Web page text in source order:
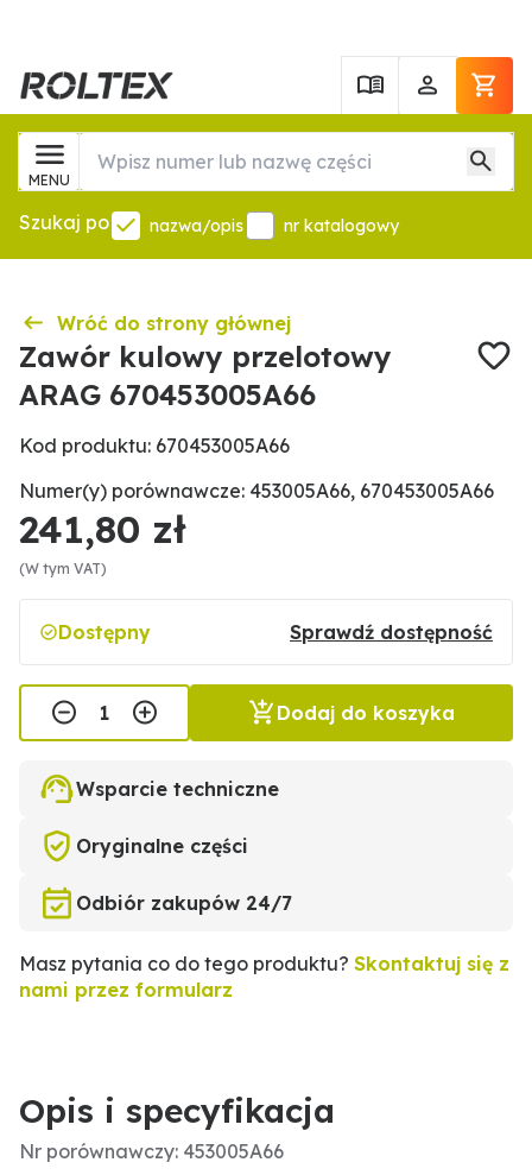
MENU
Szukaj po nazwa/opis nr katalogowy
Wróć do strony głównej
Zawór kulowy przelotowy
ARAG 670453005A66
Kod produktu: 670453005A66
Numer(y) porównawcze: 453005A66, 670453005A66
241,80 zł
(W tym VAT)
Dostępny Sprawdź dostępność
Dodaj do koszyka
Wsparcie techniczne
Oryginalne części
Odbiór zakupów 24/7
Masz pytania co do tego produktu? Skontaktuj się z
nami przez formularz
Opis i specyfikacja
Nr porównawczy: 453005A66